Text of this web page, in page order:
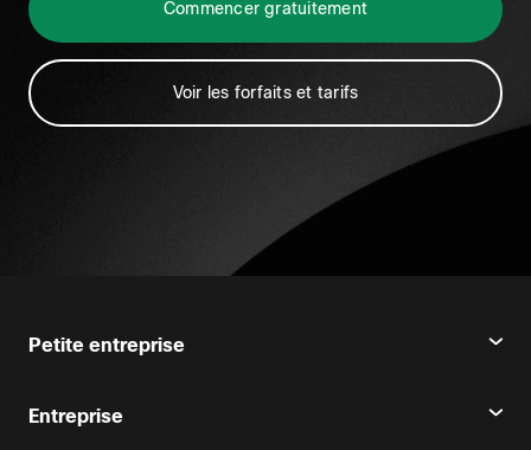
Commencer gratuitement
Voir les forfaits et tarifs
Petite entreprise
Entreprise